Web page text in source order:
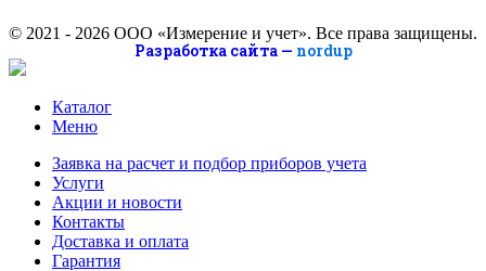
© 2021 - 2026 ООО «Измерение и учет». Все права защищены.
Разработка сайта — nordup
Каталог
Меню
Заявка на расчет и подбор приборов учета
Услуги
Акции и новости
Контакты
Доставка и оплата
Гарантия